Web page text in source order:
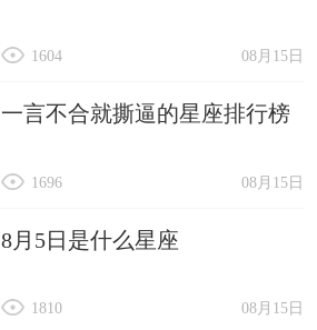
08月15日
1604
一言不合就撕逼的星座排行榜
08月15日
1696
8月5日是什么星座
08月15日
1810